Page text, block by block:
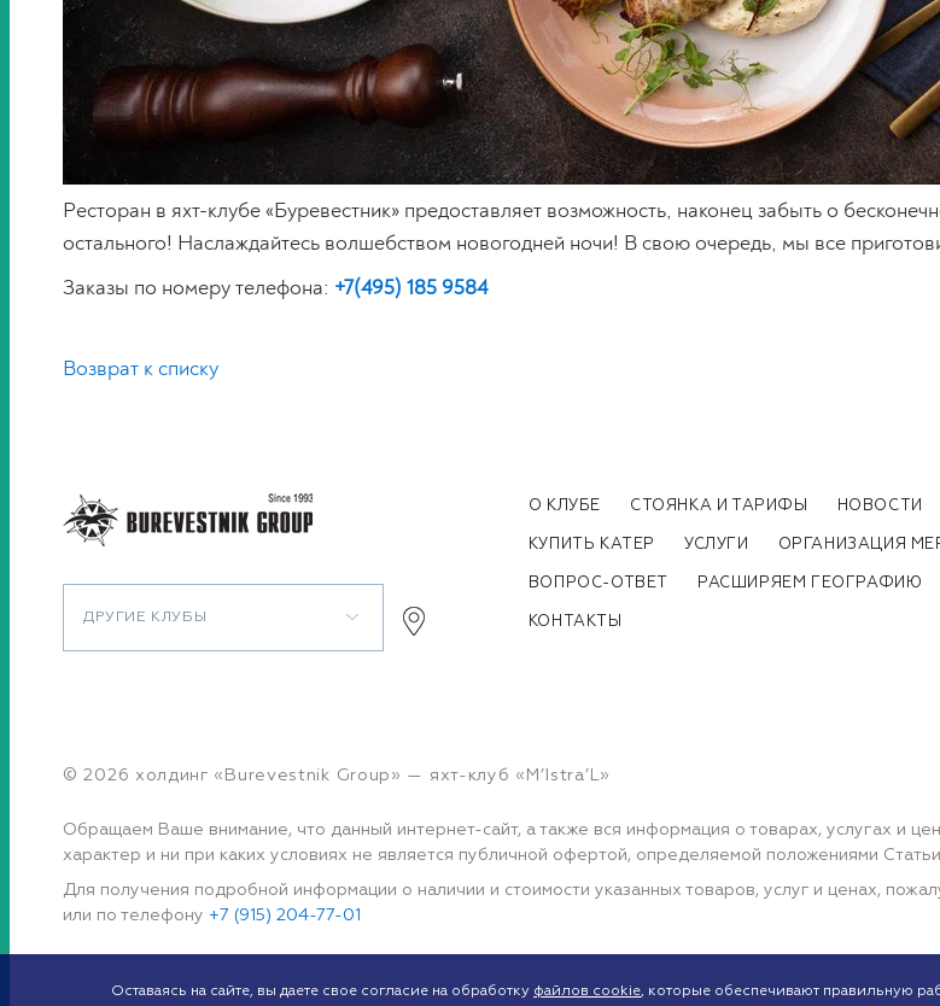
Ресторан в яхт-клубе «Буревестник» предоставляет возможность, наконец забыть о
остального! Наслаждайтесь волшебством новогодней ночи! В свою очередь, мы все
Заказы по номеру телефона: +7(495) 185 9584
Возврат к списку
ДРУГИЕ КЛУБЫ
О КЛУБЕ СТОЯНКА И ТАРИФЫ НОВОСТИ
КУПИТЬ КАТЕР УСЛУГИ ОРГАНИЗАЦИЯ
ВОПРОС-ОТВЕТ РАСШИРЯЕМ ГЕОГРАФИЮ
КОНТАКТЫ
© 2026 холдинг «Burevestnik Group» — яхт-клуб «M’Istra’L»
Обращаем Ваше внимание, что данный интернет-сайт, а также вся информация о товарах, услугах и
характер и ни при каких условиях не является публичной офертой, определяемой положениями
Для получения подробной информации о наличии и стоимости указанных товаров, услуг и ценах,
или по телефону +7 (915) 204-77-01
Оставаясь на сайте, вы даете свое согласие на обработку файлов cookie, которые обеспечивают правильную